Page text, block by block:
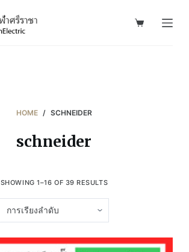
HOME / SCHNEIDER
schneider
SHOWING 1–16 OF 39 RESULTS